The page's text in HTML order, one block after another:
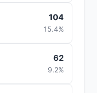
104
15.4%
62
9.2%